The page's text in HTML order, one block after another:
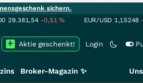
sichern.
29.381,54 -0,51% EUR/USD 1,15248
Login
Aktie geschenkt!
Broker-Magazin ✨